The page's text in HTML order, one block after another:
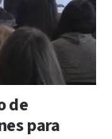
de
para